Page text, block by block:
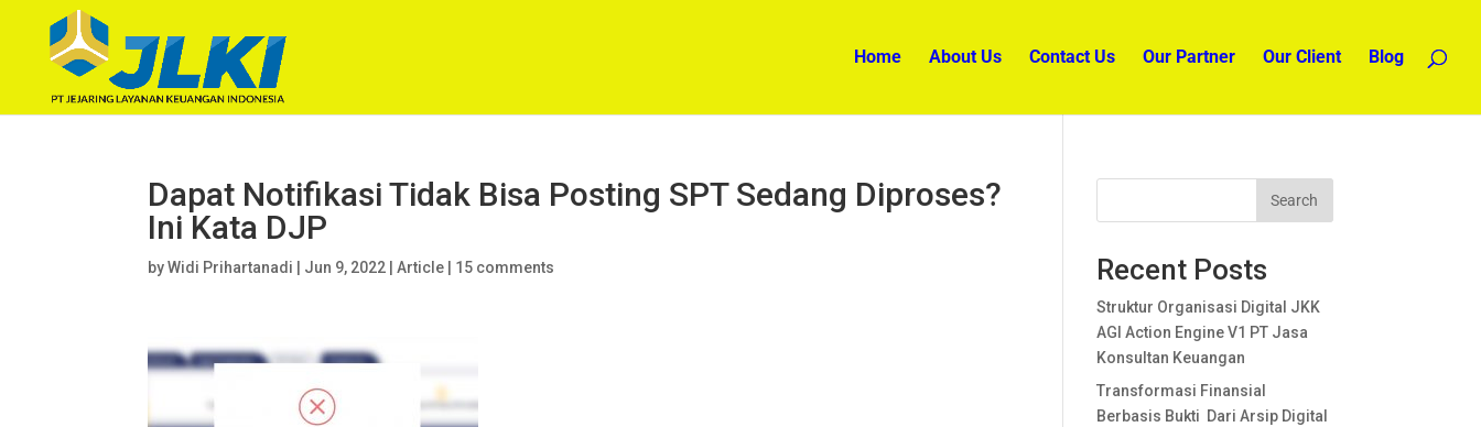
Home About Us Contact Us Our Partner Our Client Blog
Dapat Notifikasi Tidak Bisa Posting SPT Sedang Diproses?
Ini Kata DJP
byWidi Prihartanadi Jun 9, 2022 |Article 15 comments
Search
Recent Posts
Struktur Organisasi Digital JKK
AGI Action Engine V1 PT Jasa
Konsultan Keuangan
Transformasi Finansial
Berbasis Bukti Dari Arsip Digital